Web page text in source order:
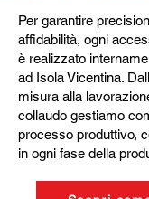
Per garantire
affidabilità, ogni
è realizzato
ad Isola Vicentina.
misura alla
collaudo gestiamo
processo produttivo,
in ogni fase della